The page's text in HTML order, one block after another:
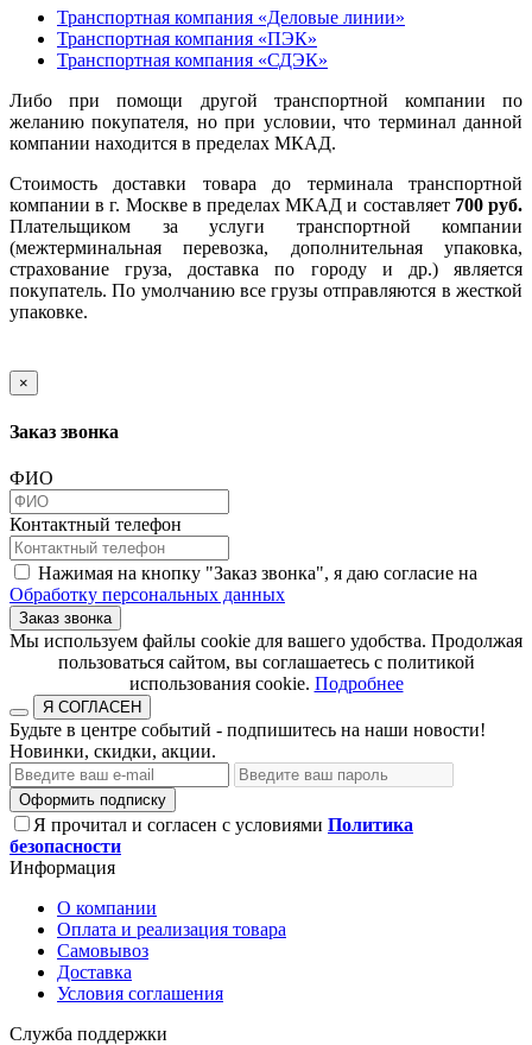
Транспортная компания «Деловые линии»
Транспортная компания «ПЭК»
Транспортная компания «СДЭК»
Либо при помощи другой транспортной компании по
желанию покупателя, но при условии, что терминал данной
компании находится в пределах МКАД.
Стоимость доставки товара до терминала транспортной
компании в г. Москве в пределах МКАД и составляет 700 руб.
Плательщиком за услуги транспортной компании
(межтерминальная перевозка, дополнительная упаковка,
страхование груза, доставка по городу и др.) является
покупатель. По умолчанию все грузы отправляются в жесткой
упаковке.
×
Заказ звонка
ФИО
Контактный телефон
Нажимая на кнопку "Заказ звонка", я даю согласие на
Обработку персональных данных
Заказ звонка
​​​​​​​Мы используем файлы cookie для вашего удобства. Продолжая
пользоваться сайтом, вы соглашаетесь с политикой
использования cookie.​​​​​​​ Подробнее
Я СОГЛАСЕН
Будьте в центре событий - подпишитесь на наши новости!
Новинки, скидки, акции.
Оформить подписку
Я прочитал и согласен с условиями Политика
безопасности
Информация
О компании
Оплата и реализация товара
Самовывоз
Доставка
Условия соглашения
Служба поддержки